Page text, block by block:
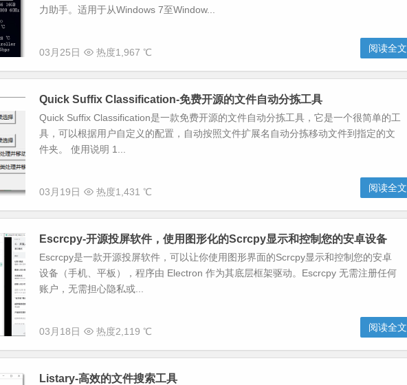
力助手。适用于从Windows 7至Window...
03月25日 热度1,967 ℃ 阅读全文
Quick Suffix Classification-免费开源的文件自动分拣工具
Quick Suffix Classification是一款免费开源的文件自动分拣工具，它是一个很简单的工
具，可以根据用户自定义的配置，自动按照文件扩展名自动分拣移动文件到指定的文
件夹。 使用说明 1...
03月19日 热度1,431 ℃ 阅读全文
Escrcpy-开源投屏软件，使用图形化的Scrcpy显示和控制您的安卓设备
Escrcpy是一款开源投屏软件，可以让你使用图形界面的Scrcpy显示和控制您的安卓
设备（手机、平板），程序由 Electron 作为其底层框架驱动。Escrcpy 无需注册任何
账户，无需担心隐私或...
03月18日 热度2,119 ℃ 阅读全文
Listary-高效的文件搜索工具